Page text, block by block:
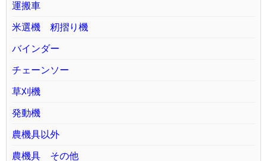
運搬車
米選機 籾摺り機
バインダー
チェーンソー
草刈機
発動機
農機具以外
農機具 その他